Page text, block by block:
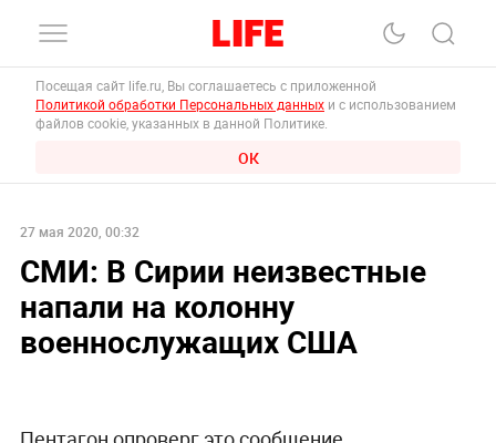
Посещая сайт life.ru, Вы соглашаетесь с приложенной
Политикой обработки Персональных данных и с использованием
файлов cookie, указанных в данной Политике.
ОК
27 мая 2020, 00:32
СМИ: В Сирии неизвестные
напали на колонну
военнослужащих США